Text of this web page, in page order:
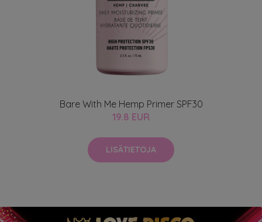
Bare With Me Hemp Primer SPF30
19.8 EUR
LISÄTIETOJA